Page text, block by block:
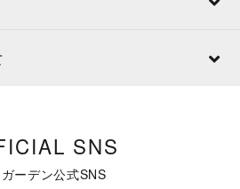
SNS
ーデン公式SNS